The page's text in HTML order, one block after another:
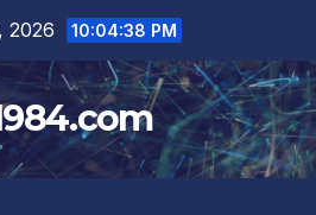
2026 10:04:39 PM